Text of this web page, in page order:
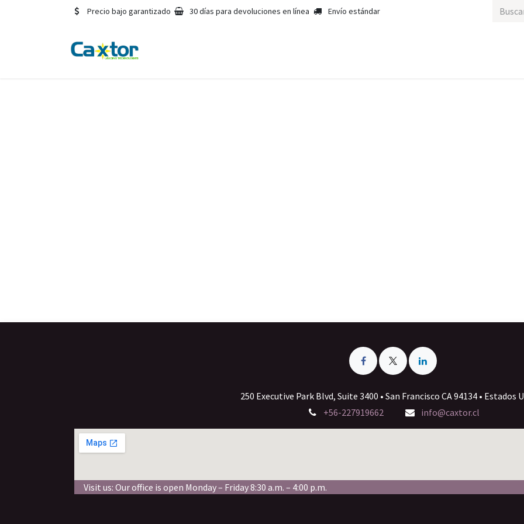
Precio bajo garantizado 30 días para devoluciones en línea Envío estándar
250 Executive Park Blvd, Suite 3400 • San Francisco CA 94134 • Estados
+56-227919662
info@caxtor.cl
Visit us: Our office is open Monday – Friday 8:30 a.m. – 4:00 p.m.